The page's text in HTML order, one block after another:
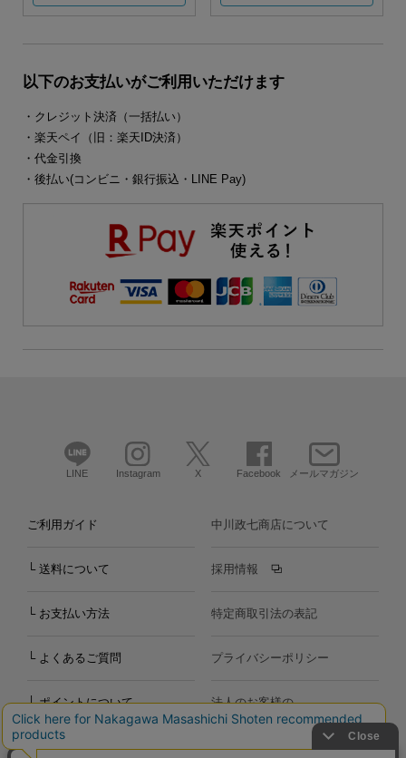
以下のお支払いがご利用いただけます
・クレジット決済（一括払い）
・楽天ペイ（旧：楽天ID決済）
・代金引換
・後払い(コンビニ・銀行振込・LINE Pay)
LINE Instagram X Facebook メールマガジン
ご利用ガイド
└ 送料について
└ お支払い方法
└ よくあるご質問
└ ポイントについて
個人のお客様の
中川政七商店について
採用情報
特定商取引法の表記
プライバシーポリシー
法人のお客様の
お問い合わせ